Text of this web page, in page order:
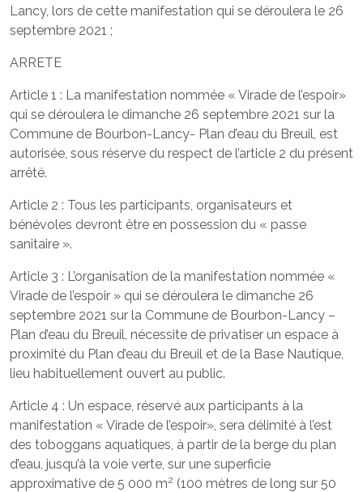
Lancy, lors de cette manifestation qui se déroulera le 26
septembre 2021 ;
ARRETE
Article 1 : La manifestation nommée « Virade de l’espoir»
qui se déroulera le dimanche 26 septembre 2021 sur la
Commune de Bourbon-Lancy- Plan d’eau du Breuil, est
autorisée, sous réserve du respect de l’article 2 du présent
arrêté.
Article 2 : Tous les participants, organisateurs et
bénévoles devront être en possession du « passe
sanitaire ».
Article 3 : L’organisation de la manifestation nommée «
Virade de l’espoir » qui se déroulera le dimanche 26
septembre 2021 sur la Commune de Bourbon-Lancy –
Plan d’eau du Breuil, nécessite de privatiser un espace à
proximité du Plan d’eau du Breuil et de la Base Nautique,
lieu habituellement ouvert au public.
Article 4 : Un espace, réservé aux participants à la
manifestation « Virade de l’espoir», sera délimité à l’est
des toboggans aquatiques, à partir de la berge du plan
d’eau, jusqu’à la voie verte, sur une superficie
approximative de 5 000 m2 (100 mètres de long sur 50